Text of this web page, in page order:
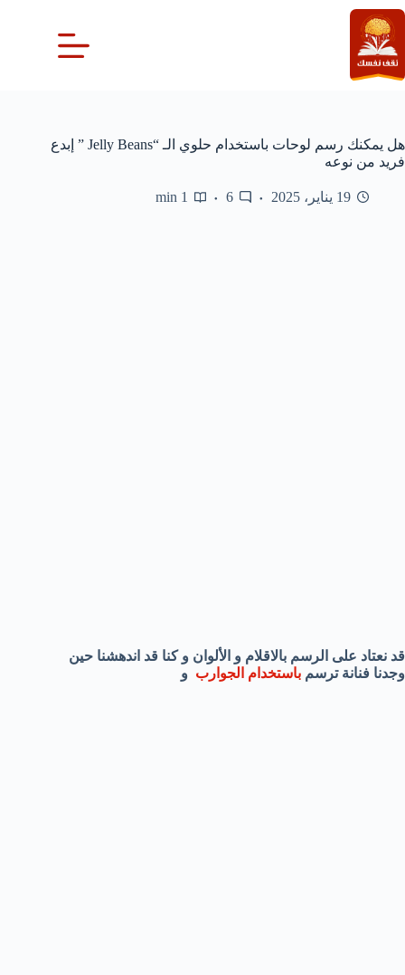
التجاوز
إلى
المحتوى
هل يمكنك رسم لوحات باستخدام حلوي الـ “Jelly Beans ” إبدع
فريد من نوعه
19 يناير، 2025 6
1 min
قد نعتاد على الرسم بالاقلام و الألوان و كنا قد اندهشنا حين
وجدنا فنانة ترسم باستخدام الجوارب و